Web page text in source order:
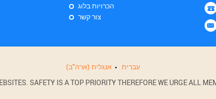
הכרויות בלוג
צור קשר
אנגלית (ארה"ב) עִברִית
SAFETY IS A TOP PRIORITY THEREFORE WE URGE ALL